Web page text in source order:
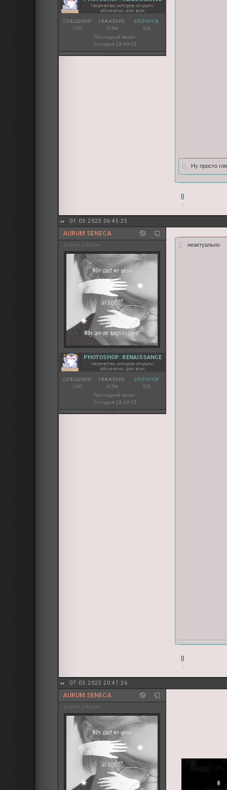
творчество, которое открыто
абсолютно для всех
СООБЩЕНИЙ:
1102
УВАЖЕНИЕ:
+3766
ФЛОРИНОВ:
320
Последний визит:
Сегодня 19:49:05
Ну просто
0
01.03.2025 06:45:25
AURUM SENECA
sсene stealer
PHOTOSHOP: RENAISSANCE
творчество, которое открыто
абсолютно для всех
СООБЩЕНИЙ:
1102
УВАЖЕНИЕ:
+3766
ФЛОРИНОВ:
320
Последний визит:
Сегодня 19:49:05
неактуально
0
07.03.2025 20:47:26
AURUM SENECA
sсene stealer